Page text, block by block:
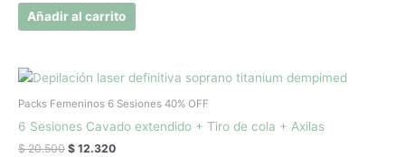
Añadir al carrito
Packs Femeninos 6 Sesiones 40% OFF
6 Sesiones Cavado extendido + Tiro de cola + Axilas
$20.500
El
original
$ 20.500.
$ 12.320
El
actual
$ 12.320.